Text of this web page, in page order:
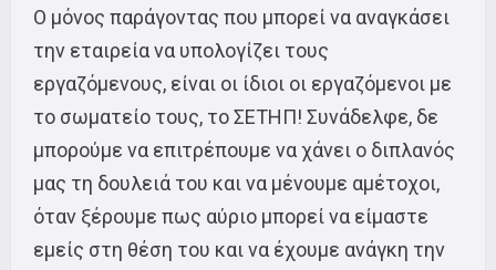
Ο μόνος παράγοντας που μπορεί να αναγκάσει
την εταιρεία να υπολογίζει τους
εργαζόμενους, είναι οι ίδιοι οι εργαζόμενοι με
το σωματείο τους, το ΣΕΤΗΠ! Συνάδελφε, δε
μπορούμε να επιτρέπουμε να χάνει ο διπλανός
μας τη δουλειά του και να μένουμε αμέτοχοι,
όταν ξέρουμε πως αύριο μπορεί να είμαστε
εμείς στη θέση του και να έχουμε ανάγκη την